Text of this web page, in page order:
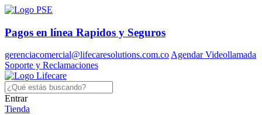
Pagos en línea Rapidos y Seguros
gerenciacomercial@lifecaresolutions.com.coAgendar Videollamada
Soporte y Reclamaciones
Entrar
Tienda